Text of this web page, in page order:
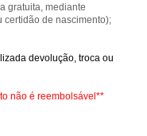
gratuita, mediante
certidão de nascimento);
devolução, troca ou
não é reembolsável**